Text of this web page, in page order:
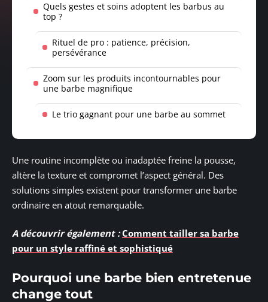
Quels gestes et soins adoptent les barbus au
top ?
Rituel de pro : patience, précision,
persévérance
Zoom sur les produits incontournables pour
une barbe magnifique
Le trio gagnant pour une barbe au sommet
Une routine incomplète ou inadaptée freine la pousse,
altère la texture et compromet l’aspect général. Des
solutions simples existent pour transformer une barbe
ordinaire en atout remarquable.
A découvrir également : Comment tailler sa barbe
pour un style raffiné et sophistiqué
Pourquoi une barbe bien entretenue
change tout